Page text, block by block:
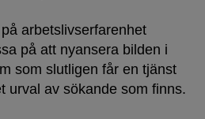
arbetslivserfarenhet
på att nyansera bilden i
som slutligen får en tjänst
urval av sökande som finns.